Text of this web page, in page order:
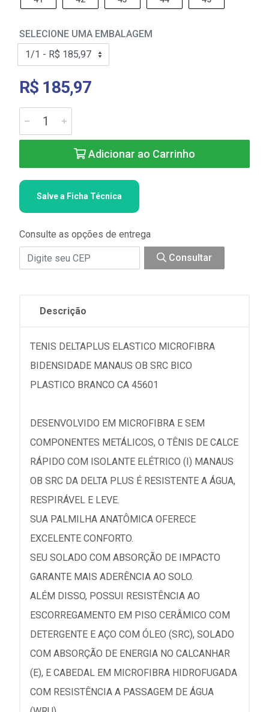
SELECIONE UMA EMBALAGEM
R$ 185,97
Adicionar ao Carrinho
Salve a Ficha Técnica
Consulte as opções de entrega
Consultar
Descrição
TENIS DELTAPLUS ELASTICO MICROFIBRA
BIDENSIDADE MANAUS OB SRC BICO
PLASTICO BRANCO CA 45601
DESENVOLVIDO EM MICROFIBRA E SEM
COMPONENTES METÁLICOS, O TÊNIS DE CALCE
RÁPIDO COM ISOLANTE ELÉTRICO (I) MANAUS
OB SRC DA DELTA PLUS É RESISTENTE A ÁGUA,
RESPIRÁVEL E LEVE.
SUA PALMILHA ANATÔMICA OFERECE
EXCELENTE CONFORTO.
SEU SOLADO COM ABSORÇÃO DE IMPACTO
GARANTE MAIS ADERÊNCIA AO SOLO.
ALÉM DISSO, POSSUI RESISTÊNCIA AO
ESCORREGAMENTO EM PISO CERÂMICO COM
DETERGENTE E AÇO COM ÓLEO (SRC), SOLADO
COM ABSORÇÃO DE ENERGIA NO CALCANHAR
(E), E CABEDAL EM MICROFIBRA HIDROFUGADA
COM RESISTÊNCIA A PASSAGEM DE ÁGUA